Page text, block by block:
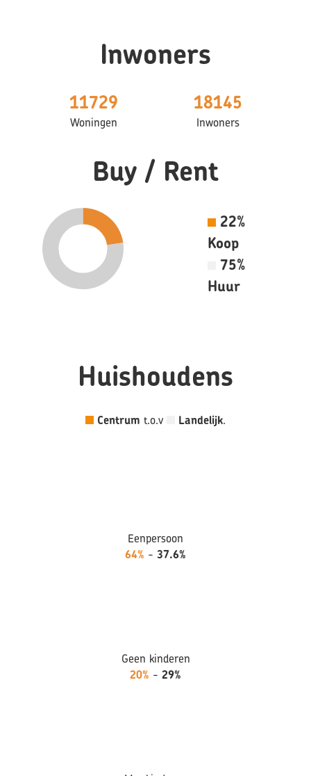
Inwoners
11729
Woningen
18145
Inwoners
Buy / Rent
22%
Koop
75%
Huur
Huishoudens
Centrum t.o.v Landelijk.
Eenpersoon
64% - 37.6%
Geen kinderen
20% - 29%